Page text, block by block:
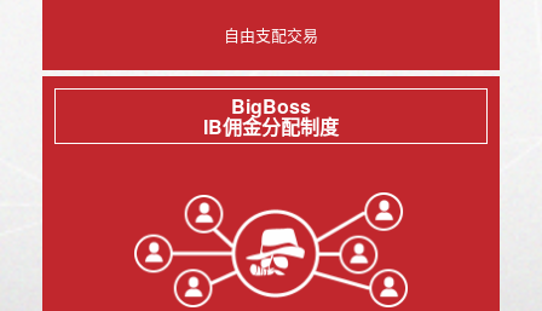
自由支配交易
BigBoss
IB佣金分配制度